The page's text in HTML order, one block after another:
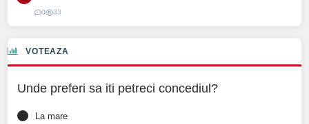
0 33
VOTEAZA
Unde preferi sa iti petreci concediul?
La mare